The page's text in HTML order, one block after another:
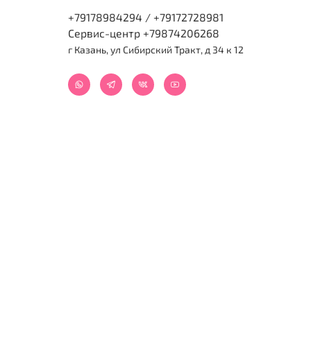
+79178984294 / +79172728981
Сервис-центр +79874206268
г Казань, ул Сибирский Тракт, д 34 к 12